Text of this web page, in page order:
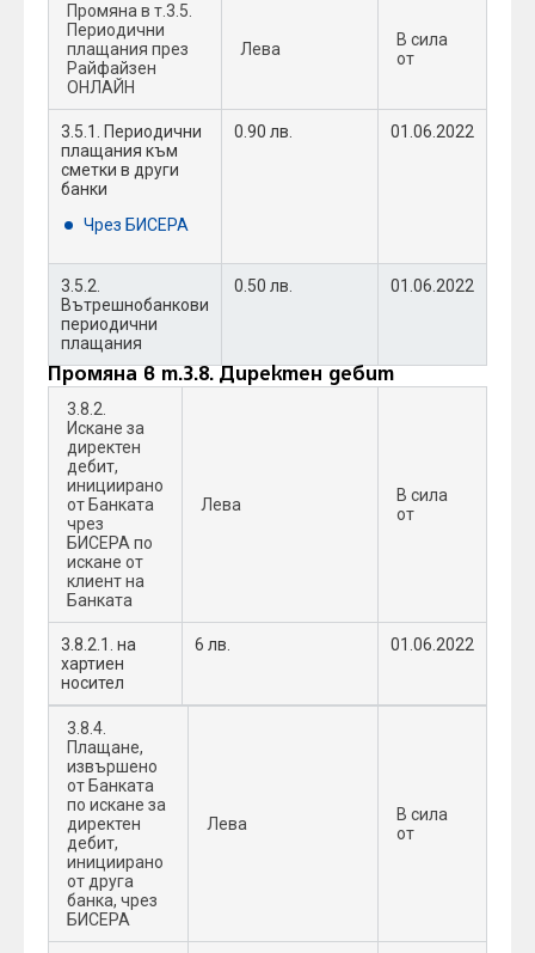
Промяна в т.3.5.
Периодични
плащания през
Райфайзен
ОНЛАЙН
Лева
В сила
от
3.5.1. Периодични
плащания към
сметки в други
банки
Чрез БИСЕРА
0.90 лв. 01.06.2022
3.5.2.
Вътрешнобанкови
периодични
плащания
0.50 лв. 01.06.2022
Промяна в т.3.8. Директен дебит
3.8.2.
Искане за
директен
дебит,
инициирано
от Банката
чрез
БИСЕРА по
искане от
клиент на
Банката
Лева
В сила
от
3.8.2.1. на
хартиен
носител
6 лв. 01.06.2022
3.8.4.
Плащане,
извършено
от Банката
по искане за
директен
дебит,
инициирано
от друга
банка, чрез
БИСЕРА
Лева
В сила
от